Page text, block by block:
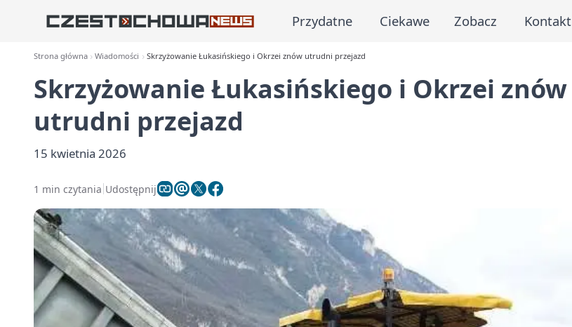
Przydatne Ciekawe Zobacz Kontakt
Strona główna Wiadomości Skrzyżowanie Łukasińskiego i Okrzei znów utrudni przejazd
Skrzyżowanie Łukasińskiego i Okrzei znów
utrudni przejazd
15 kwietnia 2026
1 min czytania Udostępnij